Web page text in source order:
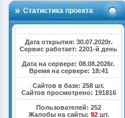
Статистика проекта
Дата открытия: 30.07.2020г.
Сервис работает: 2201-й день
Дата на сервере: 08.08.2026г.
Время на сервере: 18:41
Сайтов в базе: 258 шт.
Сайтов просмотрено: 191816
Пользователей: 252
Жалобы на сайты: 92шт.